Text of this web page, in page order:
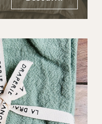
prix :
149,00 €
259,00 €